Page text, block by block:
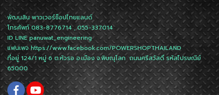
พัฒนสิน พาวเวอร์ช็อปไทยแลนด์
โทรศัพท์ 083-8776714 , 055-337014
ID LINEpanuwat_engineering
แฟนเพจhttps://www.facebook.com/POWERSHOPTHAILAND
ที่อยู่ 124/1 หมู่ 6 ต.หัวรอ อ.เมือง จ.พิษณุโลก ถนนศรีสวัสดิ์ รหัสไปรษณีย์
65000